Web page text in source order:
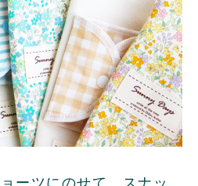
ーツにのせて、スナッ